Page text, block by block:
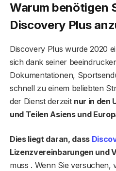
Warum benötigen
Discovery Plus
Discovery Plus wurde 2020
sich dank seiner
Dokumentationen,
schnell zu einem beliebten
der Dienst derzeit nur in den
und Teilen Asiens und
Dies liegt daran, dass
Lizenzvereinbarungen und
muss . Wenn Sie versuchen,